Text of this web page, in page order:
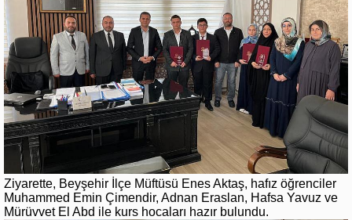
Ziyarette, Beyşehir İlçe Müftüsü Enes Aktaş, hafız öğrenciler
Muhammed Emin Çimendir, Adnan Eraslan, Hafsa Yavuz ve
Mürüvvet El Abd ile kurs hocaları hazır bulundu.